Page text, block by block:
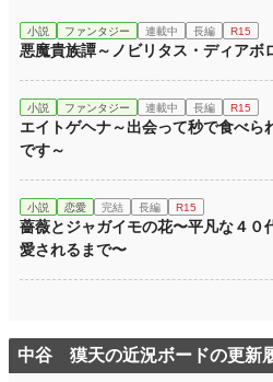
小説 ファンタジー 連載中 長編 R15
悪魔貴族譚～ノビリタス・ディアボ
小説 ファンタジー 連載中 長編 R15
エイトゲヘナ～出会って秒で食べら
です～
小説 恋愛 完結 長編 R15
薔薇とジャガイモの花〜平凡な４０
愛されるまで〜
中谷 獏天の近況ボードの更新